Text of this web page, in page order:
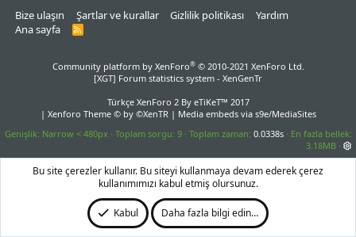
Bize ulaşın Şartlar ve kurallar Gizlilik politikası
Yardım
Ana sayfa
R
Community platform by XenForo® © 2010-2021 XenForo Ltd.
[XGT] Forum statistics system - XenGenTr
Türkçe XenForo 2By eTiKeT™ 2017
| Xenforo Theme© by ©XenTR| Media embeds via s9e/MediaSites
Genişlik
Toplam sorgu 9 Toplam zaman 0.0338s
En fazla bellek
3.18MB
Bu site çerezler kullanır. Bu siteyi kullanmaya devam ederek çerez
kullanımımızı kabul etmiş olursunuz.
Kabul Daha fazla bilgi edin…